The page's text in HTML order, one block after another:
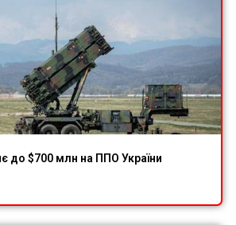
до $700 млн на ППО України